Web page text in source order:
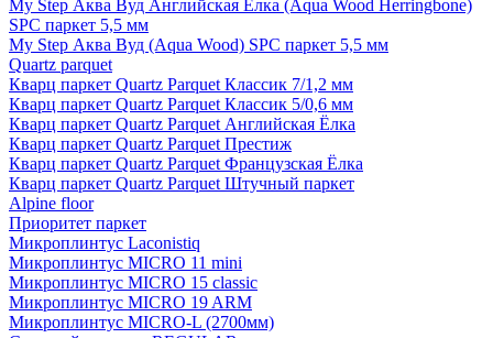
My Step Аква Вуд Английская Елка (Aqua Wood Herringbone)
SPC паркет 5,5 мм
My Step Аква Вуд (Aqua Wood) SPC паркет 5,5 мм
Quartz parquet
Кварц паркет Quartz Parquet Классик 7/1,2 мм
Кварц паркет Quartz Parquet Классик 5/0,6 мм
Кварц паркет Quartz Parquet Английская Ёлка
Кварц паркет Quartz Parquet Престиж
Кварц паркет Quartz Parquet Французская Ёлка
Кварц паркет Quartz Parquet Штучный паркет
Alpine floor
Приоритет паркет
Микроплинтус Laconistiq
Микроплинтус MICRO 11 mini
Микроплинтус MICRO 15 classic
Микроплинтус MICRO 19 ARM
Микроплинтус MICRO-L (2700мм)